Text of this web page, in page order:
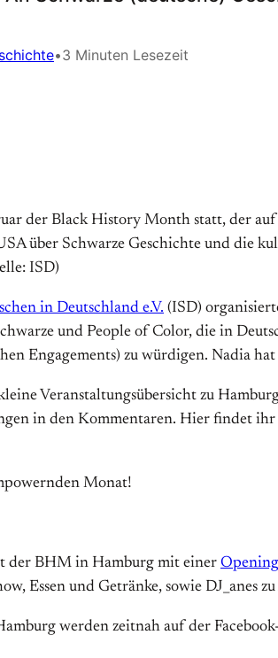
•3 Minuten Lesezeit
der Black History Month statt, der
über Schwarze Geschichte und die
ISD)
in Deutschland e.V. (ISD)
und People of Color, die in
Engagements) zu würdigen. Nadia
Veranstaltungsübersicht zu
in den Kommentaren. Hier findet ihr
Monat!
der BHM in Hamburg mit einer
Essen und Getränke, sowie DJ_anes
werden zeitnah auf der